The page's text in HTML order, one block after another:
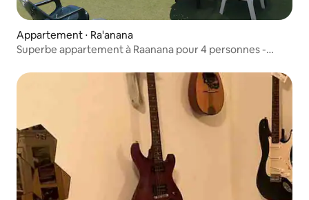
Appartement ⋅ Ra'anana
Superbe appartement à Raanana pour 4 personnes -